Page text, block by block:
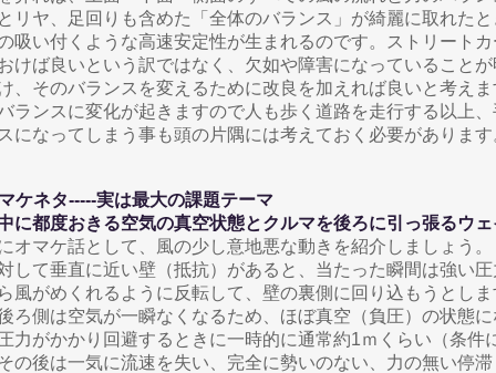
リヤ、足回りも含めた「全体のバランス」が綺麗に取れた
吸い付くような高速安定性が生まれるのです。ストリート
けば良いという訳ではなく、欠如や障害になっていること
、そのバランスを変えるために改良を加えれば良いと考え
ランスに変化が起きますので人も歩く道路を走行する以上
になってしまう事も頭の片隅には考えておく必要があります
ケネタ-----実は最大の課題テーマ
に都度おきる空気の真空状態とクルマを後ろに引っ張るウ
オマケ話として、風の少し意地悪な動きを紹介しましょう。
して垂直に近い壁（抵抗）があると、当たった瞬間は強い
風がめくれるように反転して、壁の裏側に回り込もうとし
ろ側は空気が一瞬なくなるため、ほぼ真空（負圧）の状態
力がかかり回避するときに一時的に通常約1ｍくらい（条件
の後は一気に流速を失い、完全に勢いのない、力の無い停